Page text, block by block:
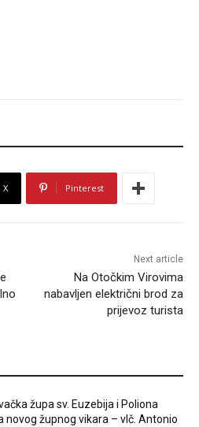
X Pinterest
Next article
Na Otočkim Virovima
nabavljen električni brod za
prijevoz turista
župa sv. Euzebija i Poliona
novog župnog vikara – vlč. Antonio